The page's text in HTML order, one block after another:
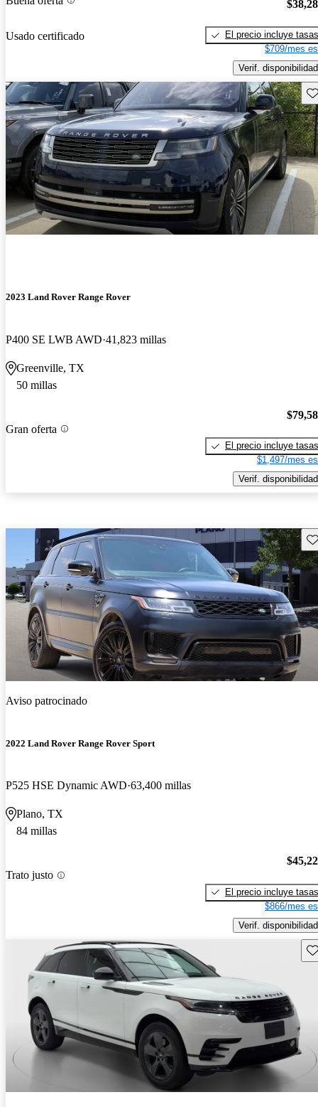
Usado certificado
El precio incluye tasas
$709/mes
Verif. disponibilidad
2023 Land Rover Range Rover
P400 SE LWB AWD 41,823 millas
Greenville, TX
50 millas
Gran oferta
El precio incluye tasas
$1,497/mes
Verif. disponibilidad
Aviso patrocinado
2022 Land Rover Range Rover Sport
P525 HSE Dynamic AWD 63,400 millas
Plano, TX
84 millas
Trato justo
El precio incluye tasas
$866/mes
Verif. disponibilidad